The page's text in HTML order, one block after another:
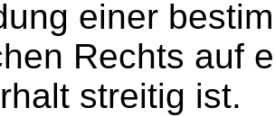
einer
Rechts auf
streitig ist.